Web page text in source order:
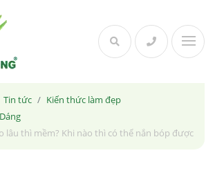
Tin tức
Kiến thức làm đẹp
lâu thì mềm? Khi nào thì có thể nắn bóp được